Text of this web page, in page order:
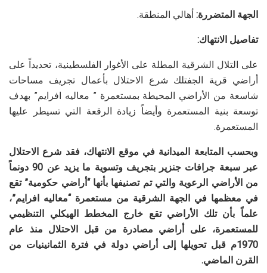
الجهة المتضررة: أهالي المنطقة.
تفاصيل الانتهاك:
على التلال الشرقية المطلة على الأغوار الفلسطينية، تحديداً على
أراضي قرية الجفتلك شرع الاحتلال بأعمال تجريف مساحات
شاسعة من الأراضي المحيطة بمستعمرة ” معاليه افرايم” بهدف
توسعة بنية المستعمرة وأيضاً زيادة الرقعة التي تسيطر عليها
المستعمرة.
وبحسب المتابعة الميدانية في موقع الانتهاك، فقد شرع الاحتلال
عبر سبعة جرافات جنزير بتجريف وتسوية ما يزيد عن 90 دونماً
من الأراضي الرعوية والتي تم تصنيفها بأنها “أراضي حكومية” تقع
في معظمها في الجهة الشرقية من مستعمرة “معاليه افرايم”،
علماً بأن تلك الأراضي تقع خارج المخطط الهيكلي التنظيمي
للمستعمرة، على أراضي مصادرة من قبل الاحتلال منذ عام
1970م قبل تحويلها إلى أراضي دولة في فترة الثمانينيات من
القرن الماضي.